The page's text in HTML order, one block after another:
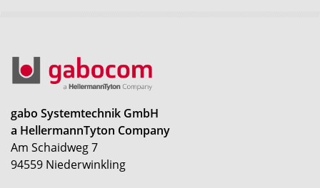
gabo Systemtechnik GmbH
a HellermannTyton Company
Am Schaidweg 7
94559 Niederwinkling